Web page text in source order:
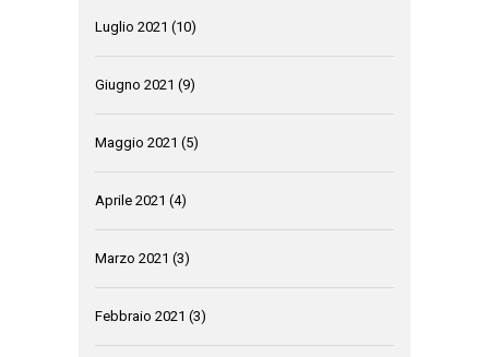
Luglio 2021 (10)
Giugno 2021 (9)
Maggio 2021 (5)
Aprile 2021 (4)
Marzo 2021 (3)
Febbraio 2021 (3)